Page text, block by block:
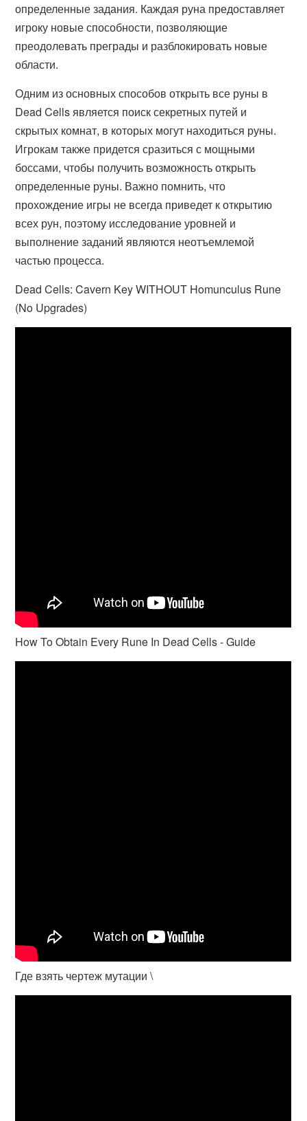
определенные задания. Каждая руна предоставляет
игроку новые способности, позволяющие
преодолевать преграды и разблокировать новые
области.
Одним из основных способов открыть все руны в
Dead Cells является поиск секретных путей и
скрытых комнат, в которых могут находиться руны.
Игрокам также придется сразиться с мощными
боссами, чтобы получить возможность открыть
определенные руны. Важно помнить, что
прохождение игры не всегда приведет к открытию
всех рун, поэтому исследование уровней и
выполнение заданий являются неотъемлемой
частью процесса.
Dead Cells: Cavern Key WITHOUT Homunculus Rune
(No Upgrades)
How To Obtain Every Rune In Dead Cells - Guide
Где взять чертеж мутации \